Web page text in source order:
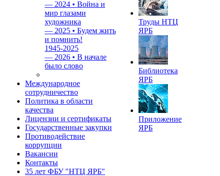
— 2024 • Война и
мир глазами
художника
— 2025 • Будем жить
и помнить!
1945-2025
— 2026 • В начале
было слово
Международное
сотрудничество
Политика в области
качества
Лицензии и сертификаты
Государственные закупки
Противодействие
коррупции
Вакансии
Контакты
35 лет ФБУ "НТЦ ЯРБ"
Труды НТЦ
ЯРБ
Библиотека
ЯРБ
Приложение
ЯРБ